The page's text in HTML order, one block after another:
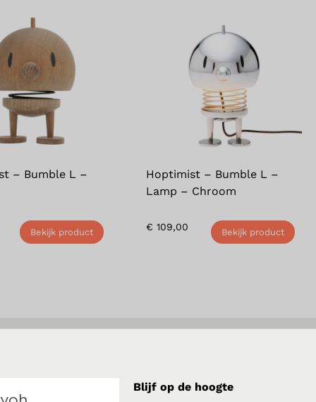
– Bumble L –
Bekijk product
Hoptimist – Bumble L –
Lamp – Chroom
€ 109,00 Bekijk product
Blijf op de hoogte